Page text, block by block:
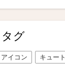
タグ
アイコン
キュート